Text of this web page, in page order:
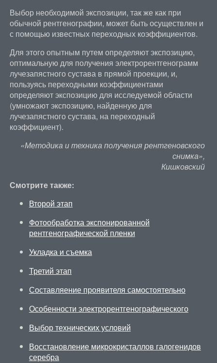
Выбор необходимой экспозиции, так же как при
обычной рентгенографии, может быть осуществлен и
с помощью известных переходных коэффициентов.
Для этого опытным путем определяют экспозицию,
оптимальную для получения электрорентгенограмм
лучезапястного сустава в прямой проекции, и,
пользуясь переходными коэффициентами
определяют экспозицию для исследуемой области
(умножают экспозицию, найденную для
лучезапястного сустава, на переходный
коэффициент).
«Методика и техника получения рентгеновского
снимка»,
Кишковский
Смотрите также:
Второй этап
Фотообработка экспонированной
рентгенографической пленки
Укладка и съемка
Третий этап
Составляение проявителя самостоятельно
Особенности электрорентгенографического
Выбор технических условий
Восстановление микрокристаллов галогенидов
серебра